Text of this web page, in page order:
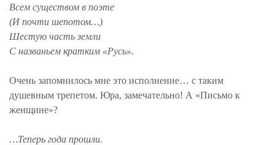
Всем существом в поэте
(И почти шепотом…)
Шестую часть земли
С названьем кратким «Русь».
Очень запомнилось мне это исполнение… с таким
душевным трепетом. Юра, замечательно! А «Письмо к
женщине»?
…Теперь года прошли.